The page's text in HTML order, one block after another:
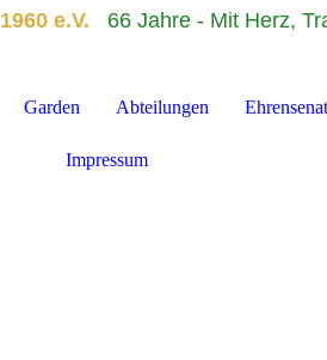
1960 e.V. 66 Jahre - Mit Herz,
Garden Abteilungen Ehrensenat
Impressum